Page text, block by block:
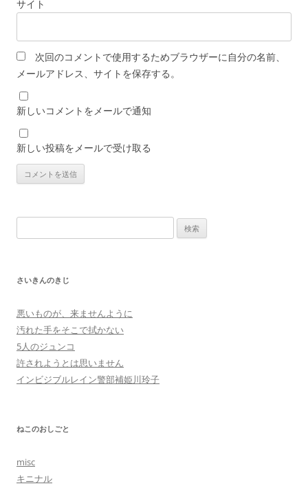
サイト
次回のコメントで使用するためブラウザーに自分の名前、
メールアドレス、サイトを保存する。
新しいコメントをメールで通知
新しい投稿をメールで受け取る
索:
さいきんのきじ
悪いものが、来ませんように
汚れた手をそこで拭かない
5人のジュンコ
許されようとは思いません
インビジブルレイン警部補姫川玲子
ねこのおしごと
misc
キニナル